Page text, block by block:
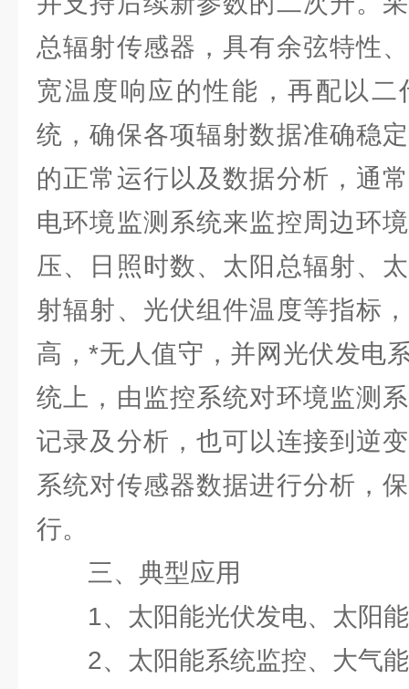
总辐射传感器，具有余弦特性
宽温度响应的性能，再配以
统，确保各项辐射数据准确稳
的正常运行以及数据分析，通
电环境监测系统来监控周边环
压、日照时数、太阳总辐射、
射辐射、光伏组件温度等指标
高，*无人值守，并网光伏发电
统上，由监控系统对环境监测
记录及分析，也可以连接到逆
系统对传感器数据进行分析，
行。
三、典型应用
1、太阳能光伏发电、太阳能
2、太阳能系统监控、大气能